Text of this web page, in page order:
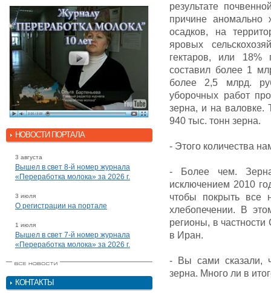
НОВОСТИ ПОРТАЛА
3 августа
Вышел в свет 8-й номер журнала
«Переработка молока» за 2026 г.
3 июля
О регистрации на портале
1 июля
Вышел в свет 7-й номер журнала
«Переработка молока» за 2026 г.
КОНТАКТЫ
результате
причине аномально
осадков, на
яровых
гектаров, или
составил более 1
более 2,5 млрд.
уборочных работ
зерна, и на
940 тыс. тонн зерна.
- Этого количества
- Более чем.
исключением 2010
чтобы покрыть все
хлебопечении. В
регионы, в частности
в Иран.
- Вы сами сказали,
зерна. Много ли в